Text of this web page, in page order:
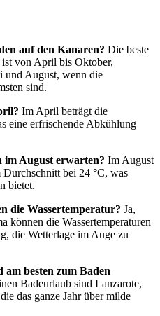
auf den Kanaren? Die beste
von April bis Oktober,
und August, wenn die
sind.
Im April beträgt die
eine erfrischende Abkühlung
im August erwarten? Im August
Durchschnitt bei 24 °C, was
bietet.
die Wassertemperatur? Ja,
können die Wassertemperaturen
die Wetterlage im Auge zu
am besten zum Baden
Badeurlaub sind Lanzarote,
das ganze Jahr über milde